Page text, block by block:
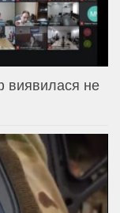
виявилася не